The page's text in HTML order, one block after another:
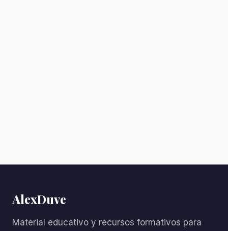
AlexDuve
Material educativo y recursos formativos para